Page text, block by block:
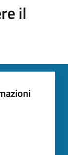
il